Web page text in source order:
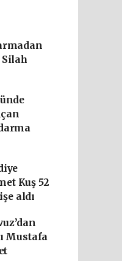
Silah
Kuş 52
aldı
Mustafa